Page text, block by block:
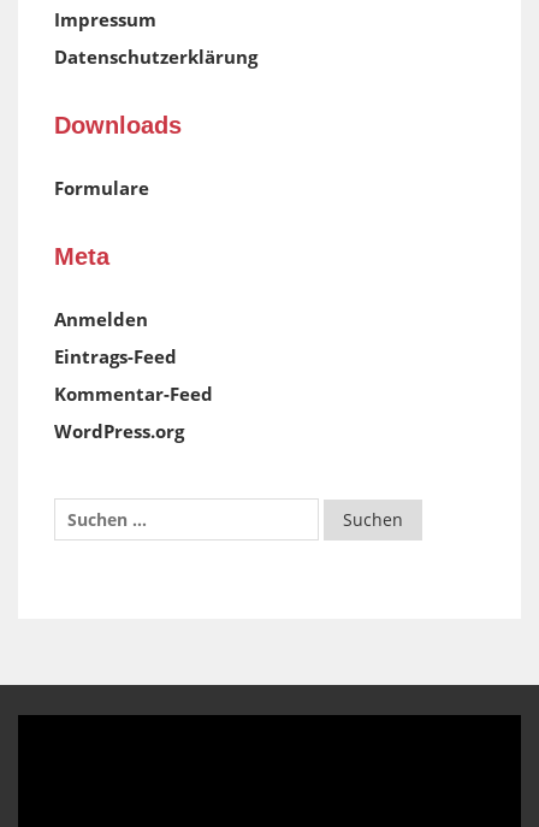
Impressum
Datenschutzerklärung
Downloads
Formulare
Meta
Anmelden
Eintrags-Feed
Kommentar-Feed
WordPress.org